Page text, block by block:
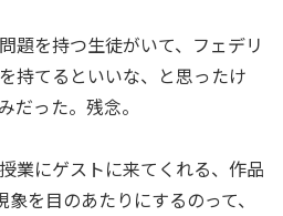
題を持つ生徒がいて、フェデリ
持てるといいな、と思ったけ
だった。残念。
業にゲストに来てくれる、作品
を目のあたりにするのって、